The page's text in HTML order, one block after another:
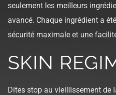
seulement les meilleurs
avancé. Chaque ingrédient a
sécurité maximale et une
SKIN
Dites stop au vieillissement de